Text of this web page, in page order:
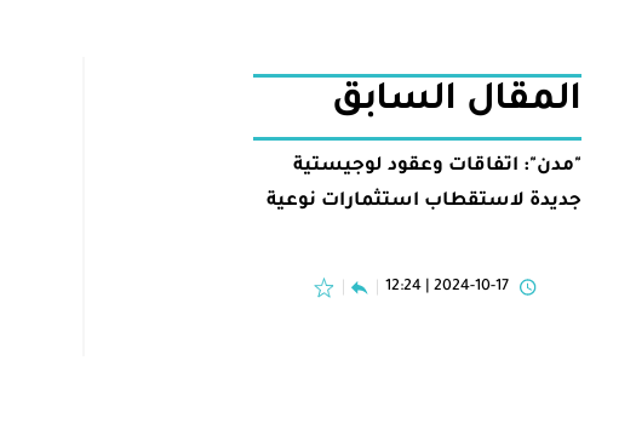
المقال السابق
"مدن": اتفاقات وعقود لوجيستية
جديدة لاستقطاب استثمارات نوعية
2024-10-17 | 12:24